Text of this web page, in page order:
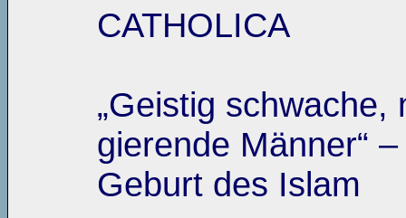
CATHOLICA
„Geistig
gierende Männer“
Geburt des Islam